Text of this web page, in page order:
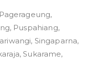
Puspahiang,
Singaparna,
Sukarame,